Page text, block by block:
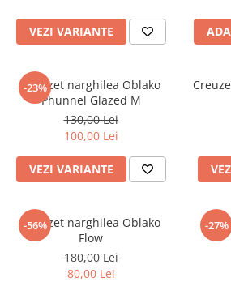
VEZI VARIANTE
-23%
Creuzet narghilea Oblako
Phunnel Glazed M
130,00 Lei
100,00 Lei
VEZI VARIANTE
-56%
Creuzet narghilea Oblako
Flow
180,00 Lei
80,00 Lei
-27%